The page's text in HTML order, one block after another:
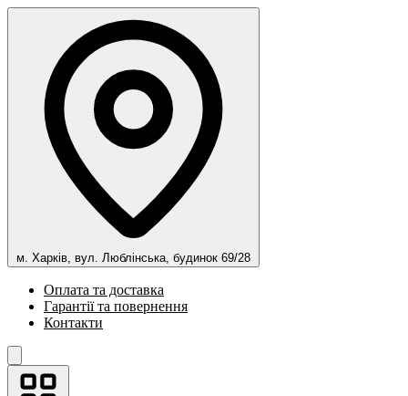
м. Харків, вул. Люблінська, будинок 69/28
Оплата та доставка
Гарантії та повернення
Контакти